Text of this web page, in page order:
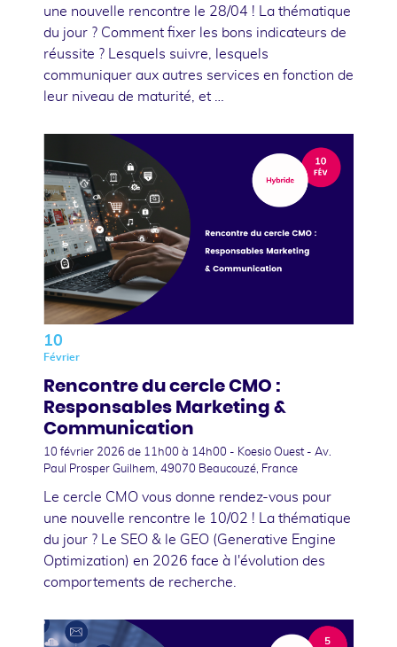
une nouvelle rencontre le 28/04 ! La thématique
du jour ? Comment fixer les bons indicateurs de
réussite ? Lesquels suivre, lesquels
communiquer aux autres services en fonction de
leur niveau de maturité, et …
10
Février
Rencontre du cercle CMO :
Responsables Marketing &
Communication
10 février 2026 de 11h00 à 14h00 - Koesio Ouest - Av.
Paul Prosper Guilhem, 49070 Beaucouzé, France
Le cercle CMO vous donne rendez-vous pour
une nouvelle rencontre le 10/02 ! La thématique
du jour ? Le SEO & le GEO (Generative Engine
Optimization) en 2026 face à l'évolution des
comportements de recherche.